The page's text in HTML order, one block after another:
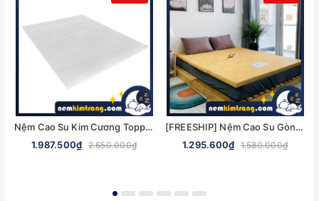
Nệm Cao Su Kim Cương Topper - NHIỀU KÍCH THƯỚC, CHÍNH HÃNG
1.987.500₫ 2.650.000₫
[FREESHIP] Nệm Cao Su Gòn Ép Gấp 3 Ultra Care Vạn Thành - CHÍNH HÃNG, BẢO HÀNH 5 NĂM
1.295.600₫ 1.580.000₫